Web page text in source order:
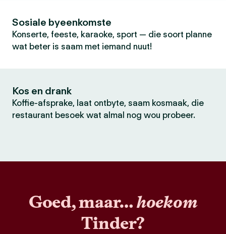
Sosiale byeenkomste
Konserte, feeste, karaoke, sport — die soort planne
wat beter is saam met iemand nuut!
Kos en drank
Koffie-afsprake, laat ontbyte, saam kosmaak, die
restaurant besoek wat almal nog wou probeer.
Goed, maar…hoekom
Tinder?